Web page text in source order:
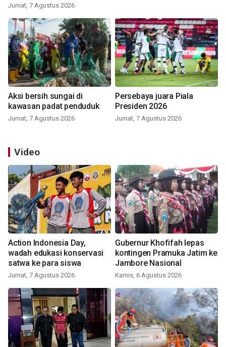
Jumat, 7 Agustus 2026
Aksi bersih sungai di
kawasan padat penduduk
Jumat, 7 Agustus 2026
Persebaya juara Piala
Presiden 2026
Jumat, 7 Agustus 2026
Video
Action Indonesia Day,
wadah edukasi konservasi
satwa ke para siswa
Jumat, 7 Agustus 2026
Gubernur Khofifah lepas
kontingen Pramuka Jatim ke
Jambore Nasional
Kamis, 6 Agustus 2026